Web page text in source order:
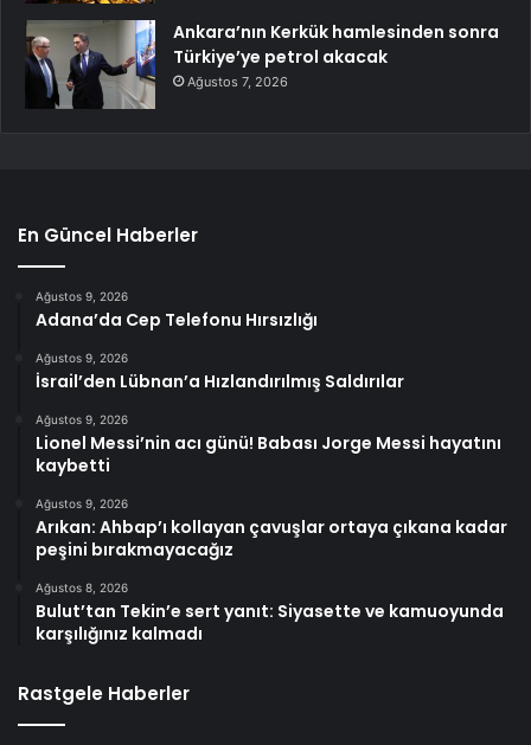
Ankara’nın Kerkük hamlesinden sonra
Türkiye’ye petrol akacak
Ağustos 7, 2026
En Güncel Haberler
Ağustos 9, 2026
Adana’da Cep Telefonu Hırsızlığı
Ağustos 9, 2026
İsrail’den Lübnan’a Hızlandırılmış Saldırılar
Ağustos 9, 2026
Lionel Messi’nin acı günü! Babası Jorge Messi hayatını
kaybetti
Ağustos 9, 2026
Arıkan: Ahbap’ı kollayan çavuşlar ortaya çıkana kadar
peşini bırakmayacağız
Ağustos 8, 2026
Bulut’tan Tekin’e sert yanıt: Siyasette ve kamuoyunda
karşılığınız kalmadı
Rastgele Haberler